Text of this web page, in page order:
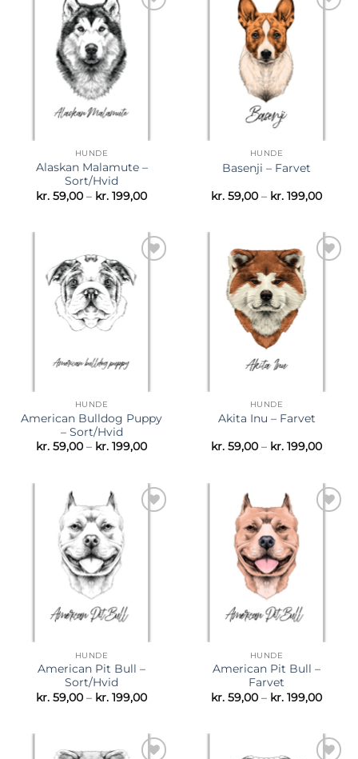
ønskeliste
HUNDE
Alaskan Malamute –
Sort/Hvid
kr. 59,00 – kr. 199,00Prisinterval:
HUNDE
Basenji – Farvet
kr. 59,00 – kr. 199,00
Tilføj til
ønskeliste
HUNDE
American Bulldog Puppy
– Sort/Hvid
kr. 59,00 – kr. 199,00Prisinterval:
Tilføj til
ønskeliste
HUNDE
Akita Inu – Farvet
kr. 59,00 – kr. 199,00
ønskeliste
HUNDE
American Pit Bull –
Sort/Hvid
kr. 59,00 – kr. 199,00Prisinterval:
Tilføj til
ønskeliste
HUNDE
American Pit Bull –
Farvet
kr. 59,00 – kr. 199,00